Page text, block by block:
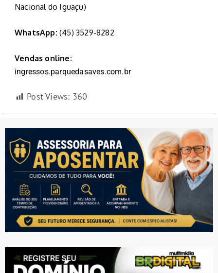
Nacional do Iguaçu)
WhatsApp: (45) 3529-8282
Vendas online:
ingressos.parquedasaves.com.br
Post Views: 360